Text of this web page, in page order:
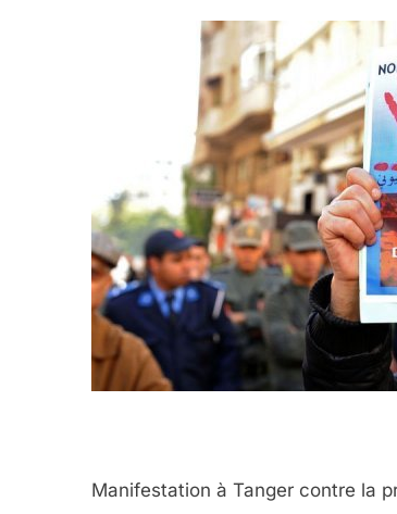
Manifestation à Tanger contre la